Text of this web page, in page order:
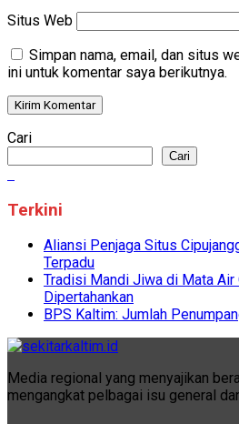
Situs Web
Simpan nama, email, dan situs
ini untuk komentar saya berikutnya.
Cari
Cari
Terkini
Aliansi Penjaga Situs
Terpadu
Tradisi Mandi Jiwa di Mata Air
Dipertahankan
BPS Kaltim: Jumlah
Media regional yang menyajikan
mengangkat pelbagai isu general